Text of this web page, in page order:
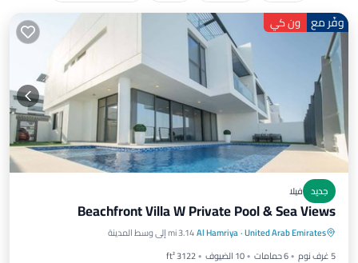
وفّر مع ون كي
جديد فيلا
Beachfront Villa W Private Pool & Sea Views
United Arab Emirates
·
Al Hamriya3.14 mi إلى وسط المدينة
5 غرف نوم
6 حمامات 10 الضيوف
3122 ft²
مسبح خاص مواجه للمحيط
مسبح
إطلالة على المحيط